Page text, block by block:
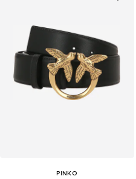
PINKO